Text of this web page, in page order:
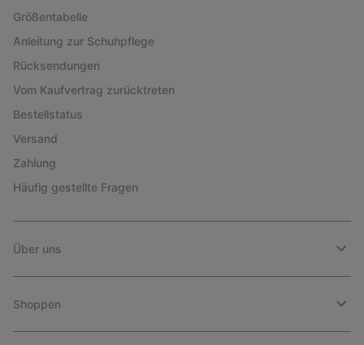
Größentabelle
Anleitung zur Schuhpflege
Rücksendungen
Vom Kaufvertrag zurücktreten
Bestellstatus
Versand
Zahlung
Häufig gestellte Fragen
Über uns
Shoppen